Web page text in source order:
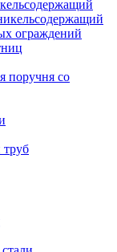
ограждений
поручня со